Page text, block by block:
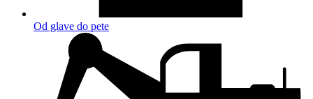
Od glave do pete